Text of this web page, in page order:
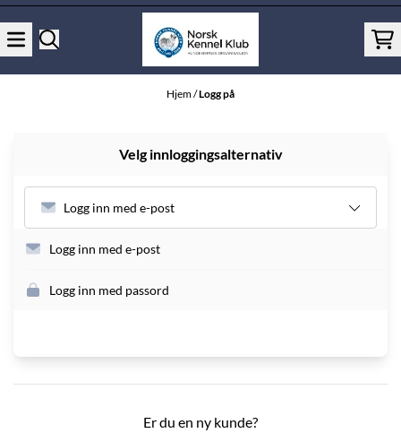
Hopp til innhold
Hjem/Logg på
Velg innloggingsalternativ
Logg inn med e-post
Logg inn med e-post
Logg inn med passord
Er du en ny kunde?